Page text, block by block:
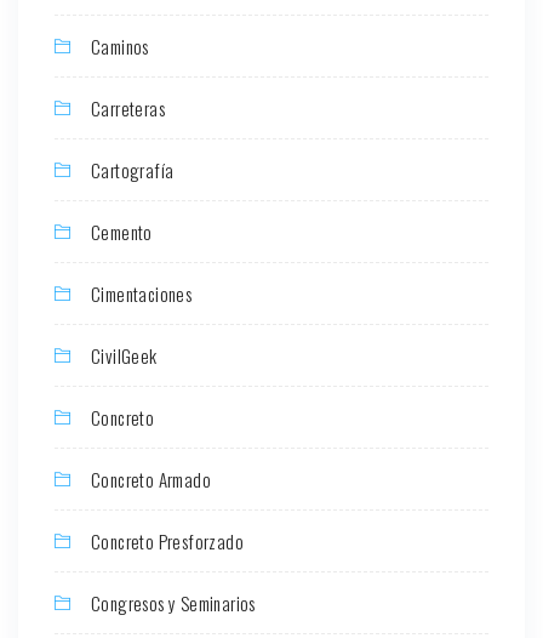
Caminos
Carreteras
Cartografía
Cemento
Cimentaciones
CivilGeek
Concreto
Concreto Armado
Concreto Presforzado
Congresos y Seminarios